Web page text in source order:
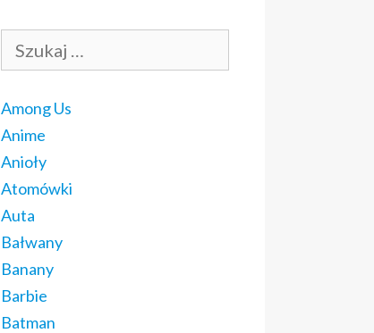
Among Us
Anime
Anioły
Atomówki
Auta
Bałwany
Banany
Barbie
Batman